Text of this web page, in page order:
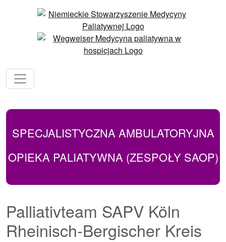
SPECJALISTYCZNA AMBULATORYJNA
OPIEKA PALIATYWNA (ZESPOŁY SAOP)
Palliativteam SAPV Köln
Rheinisch-Bergischer Kreis